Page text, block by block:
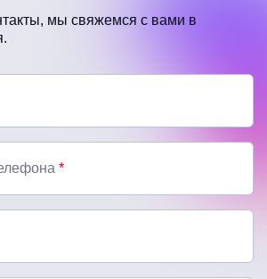
мы свяжемся с вами в
*